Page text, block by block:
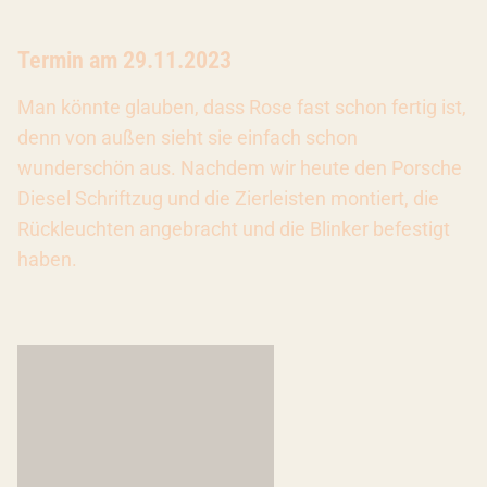
Termin am 29.11.2023
Man könnte glauben, dass Rose fast schon fertig ist,
denn von außen sieht sie einfach schon
wunderschön aus. Nachdem wir heute den Porsche
Diesel Schriftzug und die Zierleisten montiert, die
Rückleuchten angebracht und die Blinker befestigt
haben.